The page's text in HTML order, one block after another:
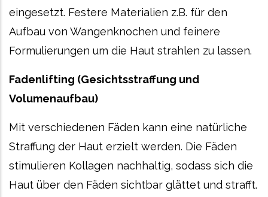
eingesetzt. Festere Materialien z.B. für den
Aufbau von Wangenknochen und feinere
Formulierungen um die Haut strahlen zu lassen.
Fadenlifting (Gesichtsstraffung und
Volumenaufbau)
Mit verschiedenen Fäden kann eine natürliche
Straffung der Haut erzielt werden. Die Fäden
stimulieren Kollagen nachhaltig, sodass sich die
Haut über den Fäden sichtbar glättet und strafft.